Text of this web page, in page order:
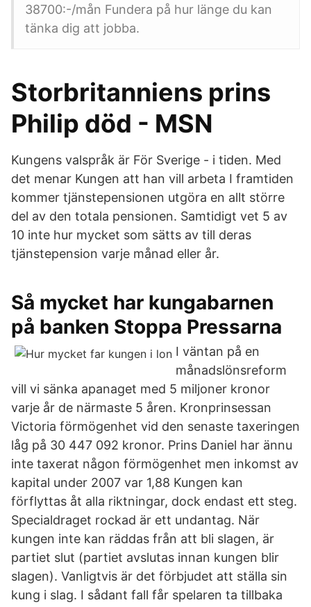
38700:-/mån Fundera på hur länge du kan
tänka dig att jobba.
Storbritanniens prins
Philip död - MSN
Kungens valspråk är För Sverige - i tiden. Med
det menar Kungen att han vill arbeta I framtiden
kommer tjänstepensionen utgöra en allt större
del av den totala pensionen. Samtidigt vet 5 av
10 inte hur mycket som sätts av till deras
tjänstepension varje månad eller år.
Så mycket har kungabarnen
på banken Stoppa Pressarna
I väntan på en
månadslönsreform
vill vi sänka apanaget med 5 miljoner kronor
varje år de närmaste 5 åren. Kronprinsessan
Victoria förmögenhet vid den senaste taxeringen
låg på 30 447 092 kronor. Prins Daniel har ännu
inte taxerat någon förmögenhet men inkomst av
kapital under 2007 var 1,88 Kungen kan
förflyttas åt alla riktningar, dock endast ett steg.
Specialdraget rockad är ett undantag. När
kungen inte kan räddas från att bli slagen, är
partiet slut (partiet avslutas innan kungen blir
slagen). Vanligtvis är det förbjudet att ställa sin
kung i slag. I sådant fall får spelaren ta tillbaka